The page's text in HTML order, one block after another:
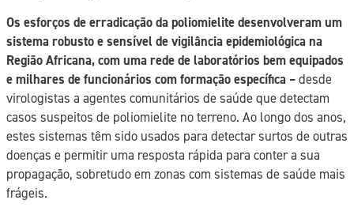
Os esforços de erradicação da poliomielite desenvolveram um
sistema robusto e sensível de vigilância epidemiológica na
Região Africana, com uma rede de laboratórios bem equipados
e milhares de funcionários com formação específica –desde
virologistas a agentes comunitários de saúde que detectam
casos suspeitos de poliomielite no terreno. Ao longo dos anos,
estes sistemas têm sido usados para detectar surtos de outras
doenças e permitir uma resposta rápida para conter a sua
propagação, sobretudo em zonas com sistemas de saúde mais
frágeis.